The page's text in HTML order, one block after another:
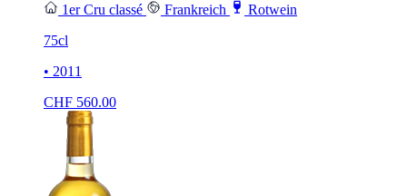
1er Cru classé Frankreich
Rotwein
75cl
• 2011
CHF 560.00